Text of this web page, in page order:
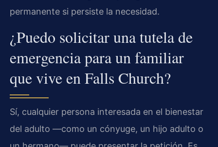
permanente si persiste la necesidad.
¿Puedo solicitar una tutela de
emergencia para un familiar
que vive en Falls Church?
Sí, cualquier persona interesada en el bienestar
del adulto —como un cónyuge, un hijo adulto o